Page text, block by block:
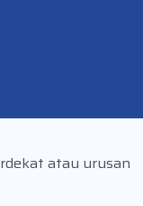
atau urusan